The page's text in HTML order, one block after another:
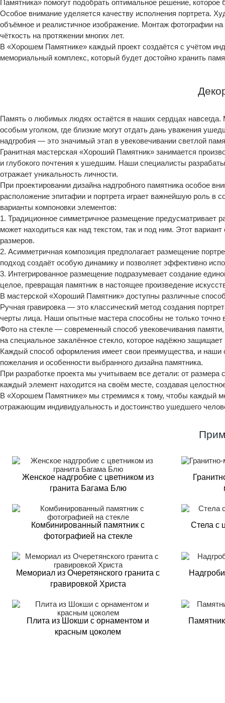
Памятника» помогут подобрать оптимальное решение,
Особое внимание уделяется качеству исполнения портрета.
объёмное и реалистичное изображение. Монтаж фотографии на
чёткость на протяжении многих лет.
В «Хорошем Памятнике» каждый проект создаётся с учётом
мемориальный комплекс, который будет достойно хранить
Память о любимых людях остаётся в наших сердцах навсегда.
особым уголком, где близкие могут отдать дань уважения
надгробия — это значимый этап в увековечивании светлой
Гранитная мастерская «Хороший Памятник» занимается
и глубокого почтения к ушедшим. Наши специалисты
отражает уникальность личности.
При проектировании дизайна надгробного памятника особое
расположение эпитафии и портрета играет важнейшую роль в
варианты компоновки элементов:
1. Традиционное симметричное размещение предусматривает
может находиться как над текстом, так и под ним. Этот
размеров.
2. Асимметричная композиция предполагает размещение
подход создаёт особую динамику и позволяет эффективно
3. Интегрированное размещение подразумевает создание
целое, превращая памятник в настоящее произведение
В мастерской «Хороший Памятник» доступны различные
Ручная гравировка — это классический метод создания
черты лица. Наши опытные мастера способны не только точно
Фото на стекле — современный способ увековечивания
на специальное закалённое стекло, которое надёжно
Каждый способ оформления имеет свои преимущества, и наши
пожелания и особенности выбранного дизайна памятника.
При разработке проекта мы учитываем все детали: от
каждый элемент находится на своём месте, создавая
В «Хорошем Памятнике» мы стремимся к тому, чтобы каждый
отражающим индивидуальность и достоинство ушедшего
Женское надгробие с цветником из
гранита Багама Блю
Комбинированный памятник с
фотографией на стекле
Стела с
Мемориал из Очеретянского гранита с
гравировкой Христа
Плита из Шокши с орнаментом и
красным цоколем